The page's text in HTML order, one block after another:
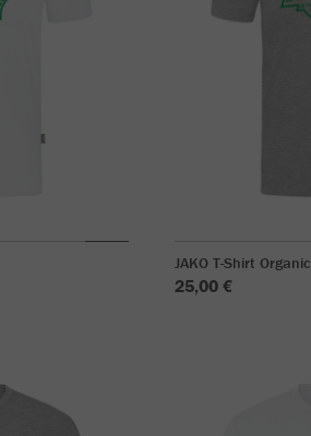
JAKO T-Shirt Organic
25,00 €